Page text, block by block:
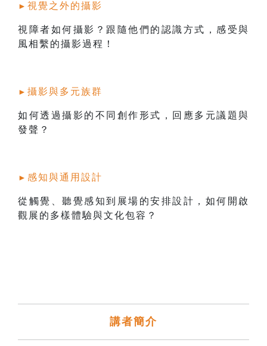
► 視覺之外的攝影
視障者如何攝影？跟隨他們的認識方式，感受與
風相繫的攝影過程！
► 攝影與多元族群
如何透過攝影的不同創作形式，回應多元議題與
發聲？
► 感知與通用設計
從觸覺、聽覺感知到展場的安排設計，如何開啟
觀展的多樣體驗與文化包容？
講者簡介